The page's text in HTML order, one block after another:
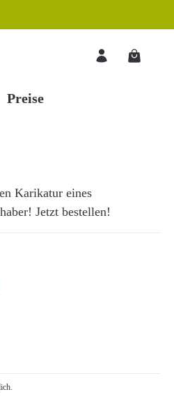
Preise
Karikatur eines
Jetzt bestellen!